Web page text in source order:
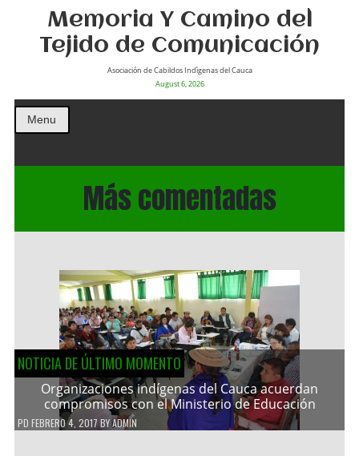
Memoria Y Camino del
Tejido de Comunicación
Asociación de Cabildos Indìgenas del Cauca
August 6, 2026
Menu
Más comentadas
NOTICIA DE ÚLTIMO MOMENTO
Organizaciones indígenas del Cauca acuerdan
compromisos con el Ministerio de Educación
PD FEBRERO 4, 2017 BYADMIN